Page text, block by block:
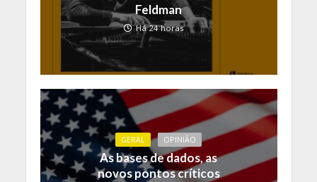
Feldman
Há 24 horas
GERAL OPINIÃO
As bases de dados, as
novos pontos críticos